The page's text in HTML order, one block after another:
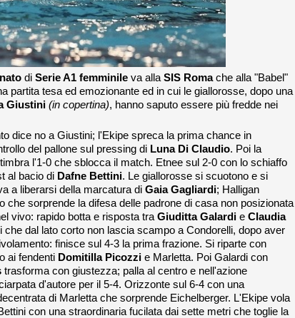
di Serie A1 femminile va alla SIS Romache alla "Babel"
partita tesa ed emozionante ed in cui le giallorosse, dopo una
Giustini (in copertina), hanno saputo essere più fredde nei
dice no a Giustini; l'Ekipe spreca la prima chance in
del pallone sul pressing di Luna Di Claudio. Poi la
l'1-0 che sblocca il match. Etnee sul 2-0 con lo schiaffo
al bacio di Dafne Bettini. Le giallorosse si scuotono e si
a liberarsi della marcatura di Gaia Gagliardi; Halligan
che sorprende la difesa delle padrone di casa non posizionata
vivo: rapido botta e risposta tra Giuditta Galardi e Claudia
dal lato corto non lascia scampo a Condorelli, dopo aver
finisce sul 4-3 la prima frazione. Si riparte con
ai fendenti Domitilla Picozzi e Marletta. Poi Galardi con
trasforma con giustezza; palla al centro e nell'azione
d'autore per il 5-4. Orizzonte sul 6-4 con una
di Marletta che sorprende Eichelberger. L'Ekipe vola
con una straordinaria fucilata dai sette metri che toglie la